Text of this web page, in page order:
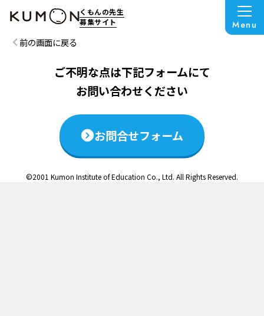
くもんの先生
募集サイト
Menu
この説明会は終了いたしました
前の画面に戻る
ご不明な点は下記フォームにて
お問い合わせください
お問合せフォーム
©2001 Kumon Institute of Education Co., Ltd. All Rights Reserved.